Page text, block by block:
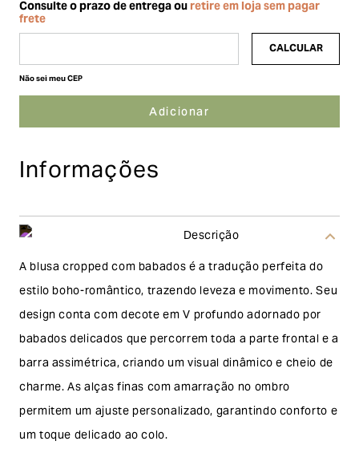
Não sei meu CEP
Informações
Descrição
A blusa cropped com babados é a tradução perfeita do
estilo boho-romântico, trazendo leveza e movimento. Seu
design conta com decote em V profundo adornado por
babados delicados que percorrem toda a parte frontal e a
barra assimétrica, criando um visual dinâmico e cheio de
charme. As alças finas com amarração no ombro
permitem um ajuste personalizado, garantindo conforto e
um toque delicado ao colo.